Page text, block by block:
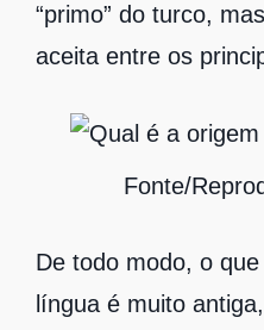
“primo” do turco,
aceita entre os
Fonte/
De todo modo, o
língua é muito